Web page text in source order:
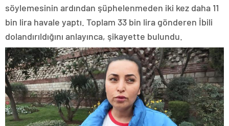
söylemesinin ardından şüphelenmeden iki kez daha 11
bin lira havale yaptı. Toplam 33 bin lira gönderen İbili
dolandırıldığını anlayınca, şikayette bulundu.